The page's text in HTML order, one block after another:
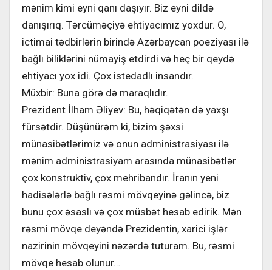
mənim kimi eyni qanı daşıyır. Biz eyni dildə
danışırıq. Tərcüməçiyə ehtiyacımız yoxdur. O,
ictimai tədbirlərin birində Azərbaycan poeziyası ilə
bağlı biliklərini nümayiş etdirdi və heç bir qeydə
ehtiyacı yox idi. Çox istedadlı insandır.
Müxbir: Buna görə də maraqlıdır.
Prezident İlham Əliyev: Bu, həqiqətən də yaxşı
fürsətdir. Düşünürəm ki, bizim şəxsi
münasibətlərimiz və onun administrasiyası ilə
mənim administrasiyam arasında münasibətlər
çox konstruktiv, çox mehribandır. İranın yeni
hadisələrlə bağlı rəsmi mövqeyinə gəlincə, biz
bunu çox əsaslı və çox müsbət hesab edirik. Mən
rəsmi mövqe deyəndə Prezidentin, xarici işlər
nazirinin mövqeyini nəzərdə tuturam. Bu, rəsmi
mövqe hesab olunur…